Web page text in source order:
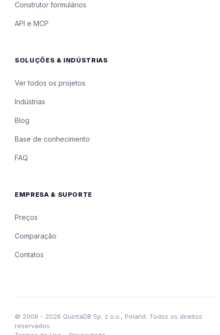
Construtor formulários
API e MCP
SOLUÇÕES & INDÚSTRIAS
Ver todos os projetos
Indústrias
Blog
Base de conhecimento
FAQ
EMPRESA & SUPORTE
Preços
Comparação
Contatos
© 2008 - 2026 QuintaDB Sp. z o.o., Poland. Todos os direitos
reservados.